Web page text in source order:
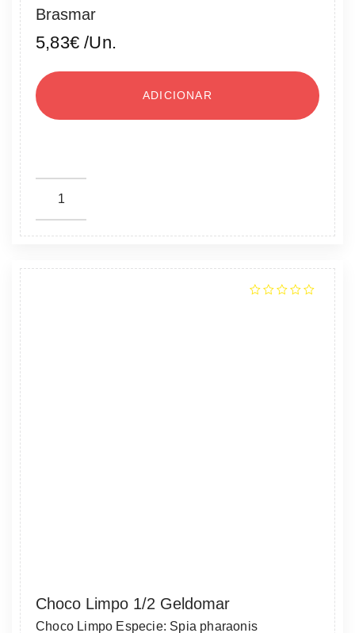
Brasmar
5,83€ /Un.
ADICIONAR
Choco Limpo 1/2 Geldomar
Choco Limpo Especie: Spia pharaonis